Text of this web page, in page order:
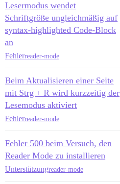
Lesermodus wendet
Schriftgröße ungleichmäßig auf
syntax-highlighted Code-Block
an
Fehlerreader-mode
Beim Aktualisieren einer Seite
mit Strg + R wird kurzzeitig der
Lesemodus aktiviert
Fehlerreader-mode
Fehler 500 beim Versuch, den
Reader Mode zu installieren
Unterstützungreader-mode